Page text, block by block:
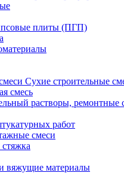
плиты (ПГП)
Сухие строительные
смесь
растворы, ремонтные
работ
смеси
вяжущие материалы